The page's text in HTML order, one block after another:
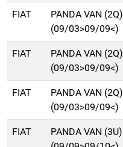
FIAT
PANDA VAN (2Q)
(09/03>09/09<)
FIAT
PANDA VAN (2Q)
(09/03>09/09<)
FIAT
PANDA VAN (2Q)
(09/03>09/09<)
FIAT
PANDA VAN (3U)